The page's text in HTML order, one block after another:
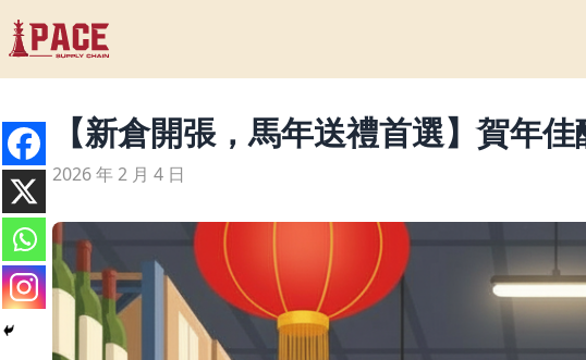
【新倉開張，馬年送禮首選】賀年
2026 年 2 月 4 日